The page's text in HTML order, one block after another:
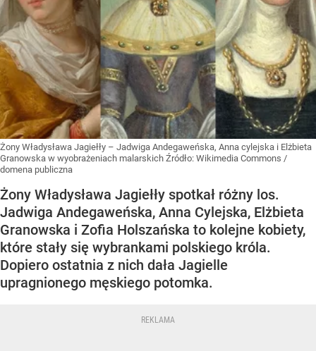
Żony Władysława Jagiełły – Jadwiga Andegaweńska, Anna cylejska i Elżbieta
Granowska w wyobrażeniach malarskich Źródło: Wikimedia Commons /
domena publiczna
Żony Władysława Jagiełły spotkał różny los.
Jadwiga Andegaweńska, Anna Cylejska, Elżbieta
Granowska i Zofia Holszańska to kolejne kobiety,
które stały się wybrankami polskiego króla.
Dopiero ostatnia z nich dała Jagielle
upragnionego męskiego potomka.